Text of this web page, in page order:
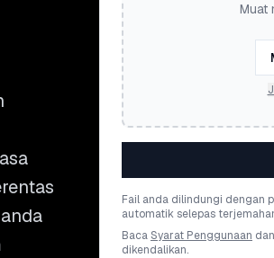
Muat
Fail anda dilindungi dengan
automatik selepas
BacaSyarat Penggunaan dan
dikendalikan.